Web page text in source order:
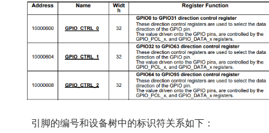
引脚的编号和设备树中的标识符关系如下：